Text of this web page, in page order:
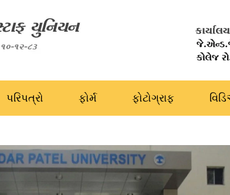
પરિપત્રો ફોર્મ ફોટોગ્રાફ